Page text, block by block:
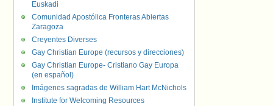
Euskadi
Comunidad Apostólica Fronteras Abiertas
Zaragoza
Creyentes Diverses
Gay Christian Europe (recursos y direcciones)
Gay Christian Europe- Cristiano Gay Europa
(en español)
Imágenes sagradas de William Hart McNichols
Institute for Welcoming Resources